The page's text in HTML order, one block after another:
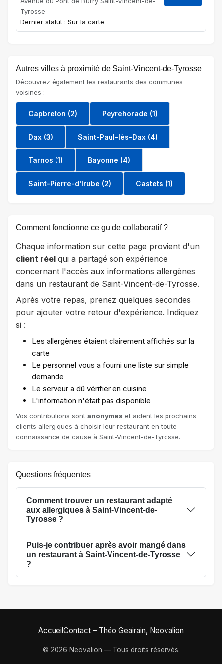
Tyrosse
Dernier statut : Sur la carte
Autres villes à proximité de Saint-Vincent-de-Tyrosse
Découvrez également les restaurants des communes
voisines :
Capbreton (2) Peyrehorade (1)
Dax (3) Saint-Paul-lès-Dax (4)
Tarnos (1) Bayonne (4)
Saint-Pierre-d'Irube (2) Castets (1)
Comment fonctionne ce guide collaboratif ?
Chaque information sur cette page provient d'un
client réel qui a partagé son expérience
concernant l'accès aux informations allergènes
dans un restaurant de Saint-Vincent-de-Tyrosse.
Après votre repas, prenez quelques secondes
pour ajouter votre retour d'expérience. Indiquez
si :
Les allergènes étaient clairement affichés sur la
carte
Le personnel vous a fourni une liste sur simple
demande
Le serveur a dû vérifier en cuisine
L'information n'était pas disponible
Vos contributions sont anonymes et aident les prochains
clients allergiques à choisir leur restaurant en toute
connaissance de cause à Saint-Vincent-de-Tyrosse.
Questions fréquentes
Comment trouver un restaurant adapté
aux allergiques à Saint-Vincent-de-
Tyrosse ?
Puis-je contribuer après avoir mangé dans
un restaurant à Saint-Vincent-de-Tyrosse
?
AccueilContact – Théo Geairain, Neovalion
© 2026 Neovalion — Tous droits réservés.